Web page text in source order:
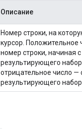
Описание
Номер строки, на
курсор. Положительное
номер строки, начиная
результирующего
отрицательное число —
результирующего